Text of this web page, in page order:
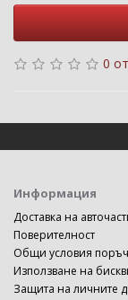
0
Информация
Доставка на
Поверителност
Общи условия
Използване на
Защита на личните